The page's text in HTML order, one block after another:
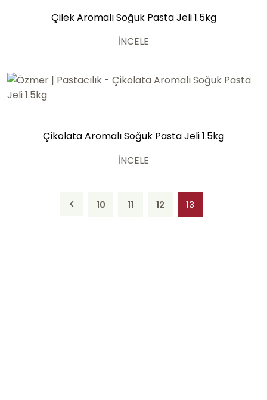
Çilek Aromalı Soğuk Pasta Jeli 1.5kg
İNCELE
Çikolata Aromalı Soğuk Pasta Jeli 1.5kg
İNCELE
10 11 12 13